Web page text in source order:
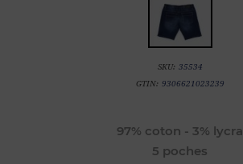
SKU: 35534
GTIN: 9306621023239
97% coton - 3% lycra
5 poches